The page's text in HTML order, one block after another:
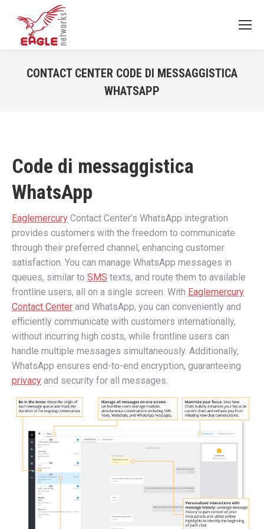
CONTACT CENTER CODE DI MESSAGGISTICA
WHATSAPP
Code di messaggistica
WhatsApp
Eaglemercury Contact Center’s WhatsApp integration
provides customers with the freedom to communicate
through their preferred channel, enhancing customer
satisfaction. You can manage WhatsApp messages in
queues, similar to SMS texts, and route them to available
frontline users, all on a single screen. With Eaglemercury
Contact Center and WhatsApp, you can conveniently and
efficiently communicate with customers internationally,
without incurring high costs, while frontline users can
handle multiple messages simultaneously. Additionally,
WhatsApp ensures end-to-end encryption, guaranteeing
privacy and security for all messages.